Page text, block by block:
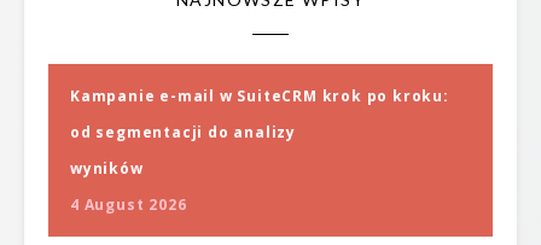
Kampanie e-mail w SuiteCRM krok po kroku:
od segmentacji do analizy
wyników
4 August 2026